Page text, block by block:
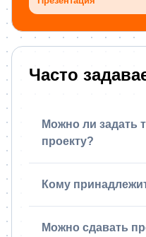
Часто
Можно ли задать
проекту?
Кому
Можно сдавать